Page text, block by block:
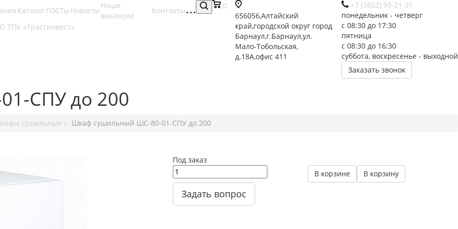
+7 (3852) 99-21-21
понедельник - четверг
с 08:30 до 17:30
пятница
с 08:30 до 16:30
суббота, воскресенье - выходной
Заказать звонок
656056,Алтайский
край,городской округ город
Барнаул,г.Барнаул,ул.
Мало-Тобольская,
д.18А,офис 411
0
КаталогГОСТы Новости
Наши
вакансии
Контакты
СПУ до 200
сушильные Шкаф сушильный ШС-80-01-СПУ до 200
Под заказ
В корзину
В корзине
Задать вопрос